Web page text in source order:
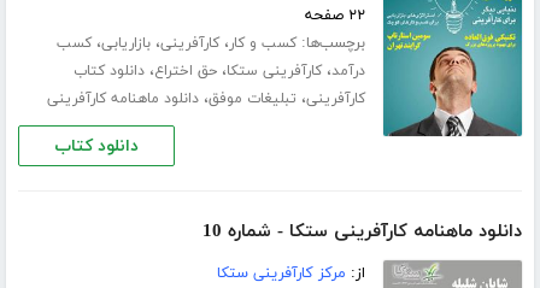
۲۲ صفحه
برچسب‌ها:کسب و کار،کارآفرینی،بازاریابی،کسب
درآمد،کارآفرینی ستکا،حق اختراع،دانلود کتاب
کارآفرینی، تبلیغات موفق،دانلود ماهنامه کارآفرینی
دانلود کتاب
دانلود ماهنامه کارآفرینی ستکا - شماره 10
از: مرکز کارآفرینی ستکا